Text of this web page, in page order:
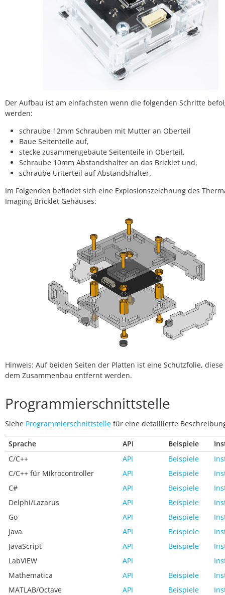
Der Aufbau ist am einfachsten wenn die folgenden Schritte
werden:
schraube 12mm Schrauben mit Mutter an Oberteil
Baue Seitenteile auf,
stecke zusammengebaute Seitenteile in Oberteil,
Schraube 10mm Abstandshalter an das Bricklet und,
schraube Unterteil auf Abstandshalter.
Im Folgenden befindet sich eine Explosionszeichnung des
Imaging Bricklet Gehäuses:
Hinweis: Auf beiden Seiten der Platten ist eine Schutzfolie, diese
dem Zusammenbau entfernt werden.
Programmierschnittstelle
Siehe Programmierschnittstelle für eine detaillierte
Sprache API Beispiele
C/C++
API Beispiele
C/C++ für Mikrocontroller
API Beispiele
C#
API Beispiele
Delphi/Lazarus
API Beispiele
Go
API Beispiele
Java
API Beispiele
JavaScript
API Beispiele
LabVIEW
API
Mathematica
API Beispiele
MATLAB/Octave
API Beispiele